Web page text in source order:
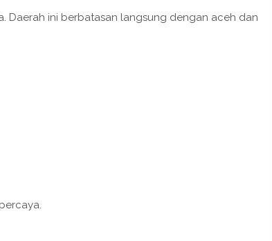
Daerah ini berbatasan langsung dengan aceh dan